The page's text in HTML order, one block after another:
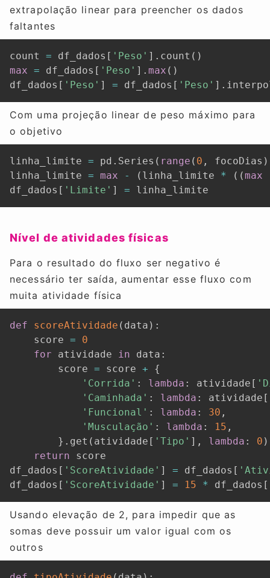
extrapolação linear para preencher os dados
faltantes
count = df_dados [ 'Peso' ] . count ( )
max = df_dados [ 'Peso' ] . max ( )
df_dados [ 'Peso' ] = df_dados [ 'Peso' ] .
Com uma projeção linear de peso máximo para
o objetivo
linha_limite = pd . Series ( range ( 0 , focoDias )
linha_limite = max - ( linha_limite * ( ( max
df_dados [ 'Limite' ] = linha_limite
Nível de atividades físicas
Para o resultado do fluxo ser negativo é
necessário ter saída, aumentar esse fluxo com
muita atividade física
def scoreAtividade ( data ) :
    score
=
0
for atividade in data :
        score
= score +
{
'Corrida' : lambda : atividade [
'Caminhada' : lambda : atividade [
'Funcional' : lambda : 30 ,
'Musculação' : lambda : 15 ,
} . get ( atividade [ 'Tipo' ] , lambda : 0 )
return score
df_dados [ 'ScoreAtividade' ] = df_dados [
df_dados [ 'ScoreAtividade' ] = 15 * df_dados [
Usando elevação de 2, para impedir que as
somas deve possuir um valor igual com os
outros